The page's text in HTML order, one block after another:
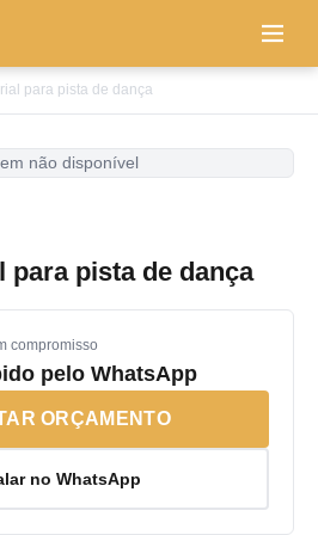
para pista de dança
não disponível
para pista de dança
compromisso
pelo WhatsApp
ORÇAMENTO
no WhatsApp